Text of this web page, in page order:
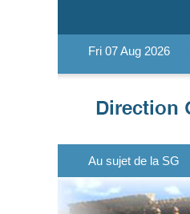
Fri 07 Aug 2026
Au sujet de la SG